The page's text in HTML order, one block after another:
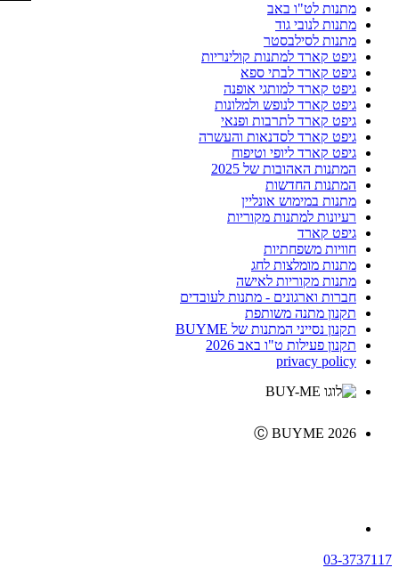
מתנות לט"ו באב
מתנות לנובי גוד
מתנות לסילבסטר
גיפט קארד למתנות קולינריות
גיפט קארד לבתי ספא
גיפט קארד למותגי אופנה
גיפט קארד לנופש ולמלונות
גיפט קארד לתרבות ופנאי
גיפט קארד לסדנאות והעשרה
גיפט קארד ליופי וטיפוח
המתנות האהובות של 2025
המתנות החדשות
מתנות במימוש אונליין
רעיונות למתנות מקוריות
גיפט קארד
חוויות משפחתיות
מתנות מומלצות לחג
מתנות מקוריות לאישה
חברות וארגונים - מתנות לעובדים
תקנון מתנה משותפת
תקנון נסייני המתנות של BUYME
תקנון פעילות ט"ו באב 2026
privacy policy
Ⓒ BUYME 2026
03-3737117